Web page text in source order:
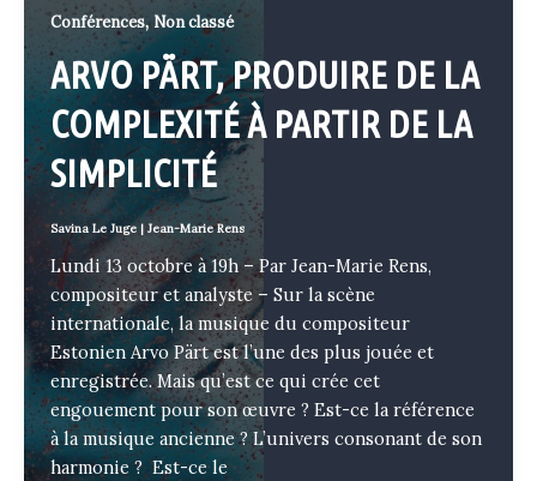
Conférences, Non classé
ARVO PÄRT, PRODUIRE DE LA
COMPLEXITÉ À PARTIR DE LA
SIMPLICITÉ
Savina Le Juge | Jean-Marie Rens
Lundi 13 octobre à 19h – Par Jean-Marie Rens,
compositeur et analyste – Sur la scène
internationale, la musique du compositeur
Estonien Arvo Pärt est l’une des plus jouée et
enregistrée. Mais qu’est ce qui crée cet
engouement pour son œuvre ? Est-ce la référence
à la musique ancienne ? L’univers consonant de son
harmonie ? Est-ce le